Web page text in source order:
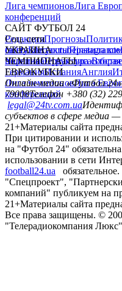
Лига чемпионовЛига
конференций
САЙТ ФУТБОЛ 24
РедакцияПрогнозы
сайтуКонтактыПравила
политикаСтруктура
Соц. сети
facebookxyoutubeinstagram
УКРАИНА
УкраинаПервая лига
ЧЕМПИОНАТЫ
ГерманияИспанияАнглия
ЕВРОКУБКИ
Лига чемпионовЛига
конференций
Онлайн-медиа «Футбол 24»
79008Телефон +380 (32)
legal@24tv.com.ua
субъектов в сфере медиа —
21+Материалы сайта
При цитировании и
на "Футбол 24"
использовании в сети
football24.ua
"Спецпроект",
компаний" публикуем на
21+Материалы сайта
Все права защищены. ©
"Телерадиокомпания